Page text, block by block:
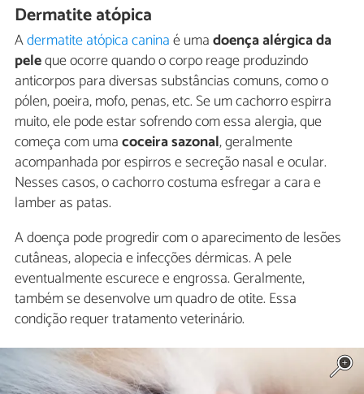
Dermatite atópica
Adermatite atópica caninaé umadoença alérgica da
peleque ocorre quando o corpo reage produzindo
anticorpos para diversas substâncias comuns, como o
pólen, poeira, mofo, penas, etc. Se um cachorro espirra
muito, ele pode estar sofrendo com essa alergia, que
começa com umacoceira sazonal, geralmente
acompanhada por espirros e secreção nasal e ocular.
Nesses casos, o cachorro costuma esfregar a cara e
lamber as patas.
A doença pode progredir com o aparecimento de lesões
cutâneas, alopecia e infecções dérmicas. A pele
eventualmente escurece e engrossa. Geralmente,
também se desenvolve um quadro de otite. Essa
condição requer tratamento veterinário.